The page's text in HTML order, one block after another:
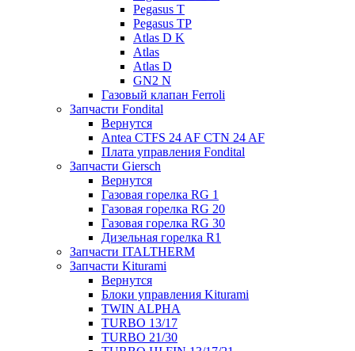
Pegasus T
Pegasus TP
Atlas D K
Atlas
Atlas D
GN2 N
Газовый клапан Ferroli
Запчасти Fondital
Вернутся
Antea CTFS 24 AF CTN 24 AF
Плата управления Fondital
Запчасти Giersch
Вернутся
Газовая горелка RG 1
Газовая горелка RG 20
Газовая горелка RG 30
Дизельная горелка R1
Запчасти ITALTHERM
Запчасти Kiturami
Вернутся
Блоки управления Kiturami
TWIN ALPHA
TURBO 13/17
TURBO 21/30